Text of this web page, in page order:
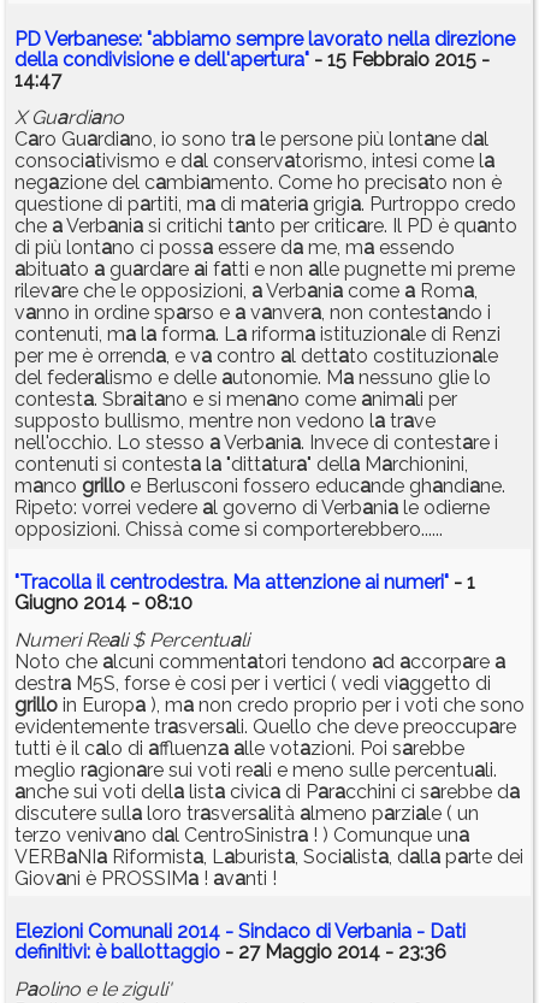
PD Verbanese: "abbiamo sempre lavorato nella direzione
della condivisione e dell'apertura" - 15 Febbraio 2015 -
14:47
X Guardiano
Caro Guardiano, io sono tra le persone più lontane dal
consociativismo e dal conservatorismo, intesi come la
negazione del cambiamento. Come ho precisato non è
questione di partiti, ma di materia grigia. Purtroppo credo
che aVerbania si critichi tanto per criticare. Il PD è quanto
di più lontano ci possa essere da me, ma essendo
abituato a guardare ai fatti e non alle pugnette mi preme
rilevare che le opposizioni, aVerbania come a Roma,
vanno in ordine sparso e a vanvera, non contestando i
contenuti, ma la forma. La riforma istituzionale di Renzi
per me è orrenda, e va contro al dettato costituzionale
del federalismo e delle autonomie. Ma nessuno glie lo
contesta. Sbraitano e si menano come animali per
supposto bullismo, mentre non vedono la trave
nell'occhio. Lo stesso aVerbania. Invece di contestare i
contenuti si contesta la "dittatura" della Marchionini,
manco grillo e Berlusconi fossero educande ghandiane.
Ripeto: vorrei vedere al governo di Verbania le odierne
opposizioni. Chissà come si comporterebbero......
"Tracolla il centrodestra. Ma attenzione ai numeri" - 1
Giugno 2014 - 08:10
Numeri Reali $ Percentuali
Noto che alcuni commentatori tendono ad accorpare a
destra M5S, forse è cosi per i vertici ( vedi viaggetto di
grillo in Europa ), ma non credo proprio per i voti che sono
evidentemente trasversali. Quello che deve preoccupare
tutti è il calo di affluenza alle votazioni. Poi sarebbe
meglio ragionare sui voti reali e meno sulle percentuali.
anche sui voti della lista civica di Paracchini ci sarebbe da
discutere sulla loro trasversalità almeno parziale ( un
terzo venivano dal CentroSinistra ! ) Comunque una
VERBaNI a Riformista, Laburista, Socialista, dalla parte dei
Giovani è PROSSIMa ! avanti !
Elezioni Comunali 2014 - Sindaco di Verbania - Dati
definitivi: è ballottaggio - 27 Maggio 2014 - 23:36
Paolino e le ziguli'